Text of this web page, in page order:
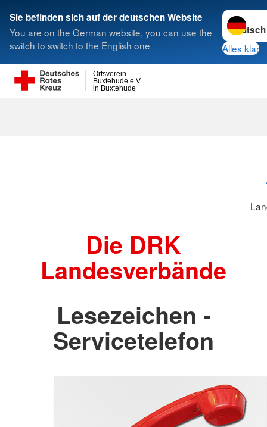
Sie befinden sich auf der deutschen Website
You are on the German website, you can use the
switch to switch to the English one
Sprache
Alles klar
in Buxtehude
Buxtehude e.V.
Ortsverein
Suche
Die DRK
Landesverbände
Lesezeichen -
Servicetelefon